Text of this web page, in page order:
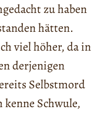
zu haben
hätten.
viel höher, da in
derjenigen
Selbstmord
kenne Schwule,